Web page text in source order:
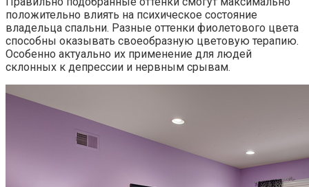
положительно влиять на психическое состояние
владельца спальни. Разные оттенки фиолетового цвета
способны оказывать своеобразную цветовую терапию.
Особенно актуально их применение для людей
склонных к депрессии и нервным срывам.